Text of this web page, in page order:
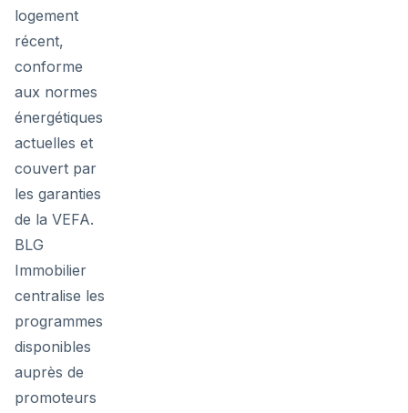
logement
récent,
conforme
aux normes
énergétiques
actuelles et
couvert par
les garanties
de la VEFA.
BLG
Immobilier
centralise les
programmes
disponibles
auprès de
promoteurs